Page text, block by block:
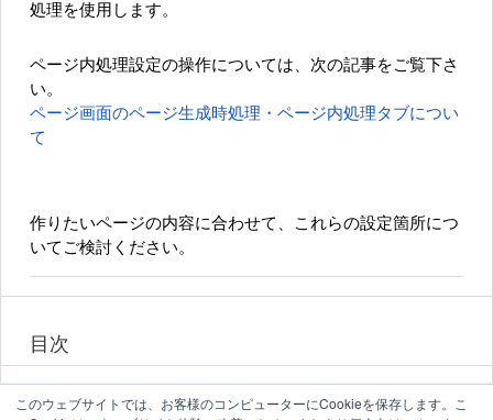
このウェブサイトでは、お客様のコンピューターにCookieを保存します。こ
処理を使用します。
ページ内処理設定の操作については、次の記事をご覧下さ
い。
ページ画面のページ生成時処理・ページ内処理タブについ
て
作りたいページの内容に合わせて、これらの設定箇所につ
いてご検討ください。
目次